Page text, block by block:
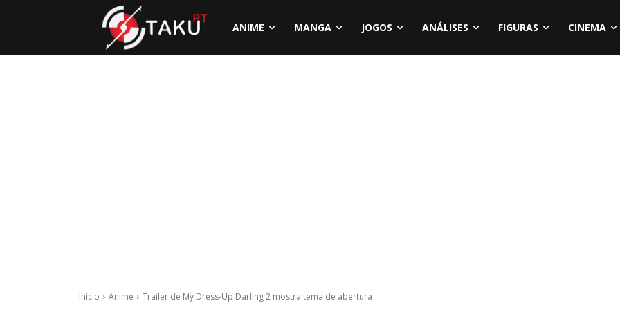
ANIME MANGA JOGOS ANÁLISES FIGURAS CINEMA
Início Anime Trailer de My Dress-Up Darling 2 mostra tema de abertura